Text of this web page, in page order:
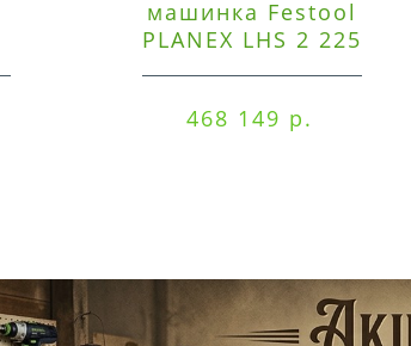
машинка Festool
PLANEX LHS 2 225
468 149 р.